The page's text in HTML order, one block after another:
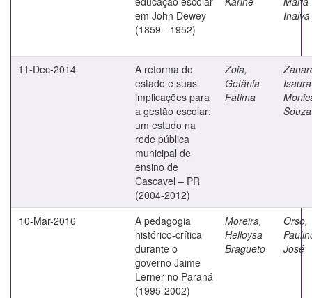
em John Dewey
(1859 - 1952)
Inalva
11-Dec-2014
A reforma do
estado e suas
implicações para
a gestão escolar:
um estudo na
rede pública
municipal de
ensino de
Cascavel – PR
(2004-2012)
Zoia,
Getânia
Fátima
Isaura
Souza
10-Mar-2016
A pedagogia
histórico-crítica
durante o
governo Jaime
Lerner no Paraná
(1995-2002)
Moreira,
Helloysa
Bragueto
Orso,
José